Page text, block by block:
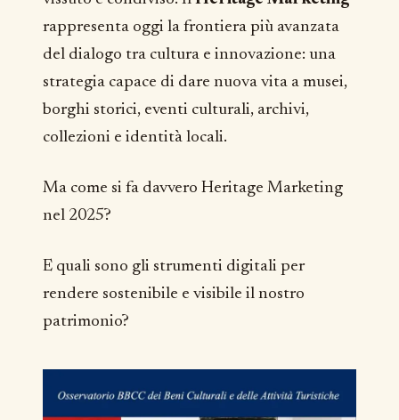
rappresenta oggi la frontiera più avanzata
del dialogo tra cultura e innovazione: una
strategia capace di dare nuova vita a musei,
borghi storici, eventi culturali, archivi,
collezioni e identità locali.
Ma come si fa davvero Heritage Marketing
nel 2025?
E quali sono gli strumenti digitali per
rendere sostenibile e visibile il nostro
patrimonio?